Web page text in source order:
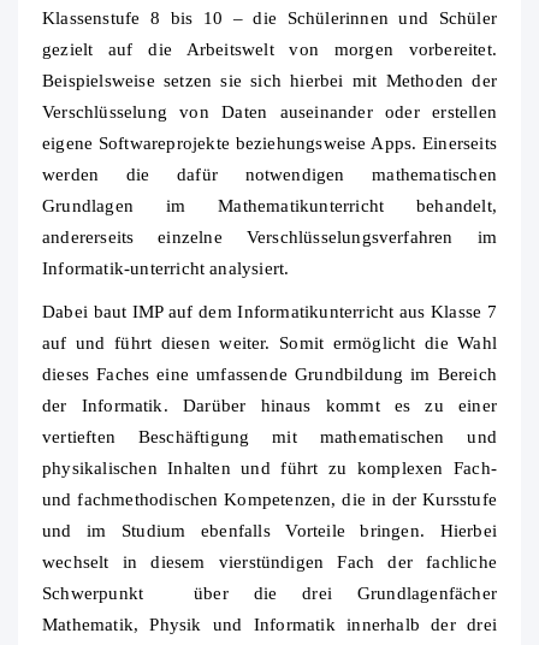
Klassenstufe 8 bis 10 – die Schülerinnen und Schüler
gezielt auf die Arbeitswelt von morgen vorbereitet.
Beispielsweise setzen sie sich hierbei mit Methoden der
Verschlüsselung von Daten auseinander oder erstellen
eigene Softwareprojekte beziehungsweise Apps. Einerseits
werden die dafür notwendigen mathematischen
Grundlagen im Mathematikunterricht behandelt,
andererseits einzelne Verschlüsselungsverfahren im
Informatik-unterricht analysiert.
Dabei baut IMP auf dem Informatikunterricht aus Klasse 7
auf und führt diesen weiter. Somit ermöglicht die Wahl
dieses Faches eine umfassende Grundbildung im Bereich
der Informatik. Darüber hinaus kommt es zu einer
vertieften Beschäftigung mit mathematischen und
physikalischen Inhalten und führt zu komplexen Fach-
und fachmethodischen Kompetenzen, die in der Kursstufe
und im Studium ebenfalls Vorteile bringen. Hierbei
wechselt in diesem vierstündigen Fach der fachliche
Schwerpunkt über die drei Grundlagenfächer
Mathematik, Physik und Informatik innerhalb der drei